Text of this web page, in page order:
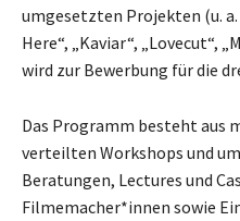
umgesetzten Projekten (u.
Here“, „Kaviar“, „Lovecut“,
wird zur Bewerbung für die
Das Programm besteht aus
verteilten Workshops und
Beratungen, Lectures und
Filmemacher*innen sowie